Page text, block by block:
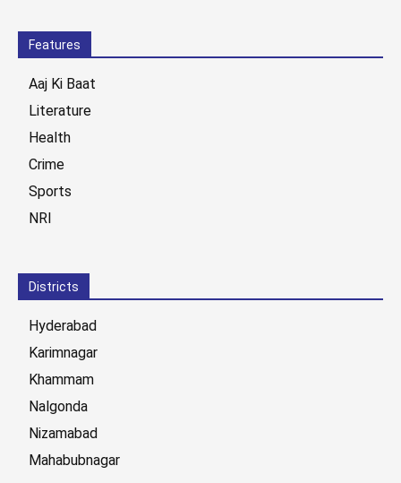
Features
Aaj Ki Baat
Literature
Health
Crime
Sports
NRI
Districts
Hyderabad
Karimnagar
Khammam
Nalgonda
Nizamabad
Mahabubnagar